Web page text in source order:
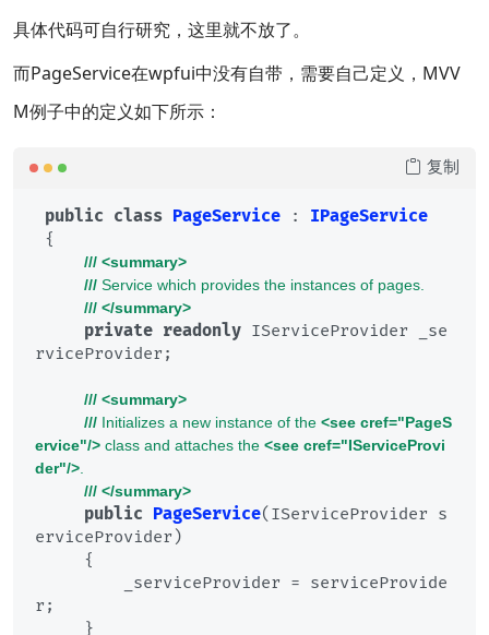
具体代码可自行研究，这里就不放了。
而PageService在wpfui中没有自带，需要自己定义，MVV
M例子中的定义如下所示：
public class PageService : IPageService
/// <summary>
/// Service which provides the instances of pages.
/// </summary>
private readonly IServiceProvider _se
rviceProvider;
/// <summary>
/// Initializes a new instance of the <see cref="PageS
ervice"/> class and attaches the <see cref="IServiceProvi
der"/>
/// </summary>
public PageService( IServiceProvider s
erviceProvider )
r;
复制